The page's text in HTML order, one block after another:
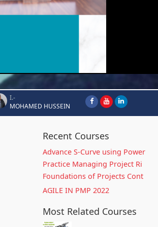
I.-
MOHAMED HUSSEIN
Recent Courses
Advance S-Curve using Power
Practice Managing Project Ri
Foundations of Projects Cont
AGILE IN PMP 2022
Most Related Courses